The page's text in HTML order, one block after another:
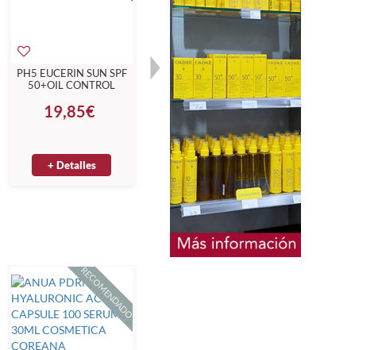
PH5 EUCERIN SUN SPF
50+OIL CONTROL
19,85€
+ Detalles
CERAVE WATERGEL
HIDRATANTE ÁCIDO
HIALIRÓNICO 48G.
15,20€
+ Detalles
RECOMENDADO